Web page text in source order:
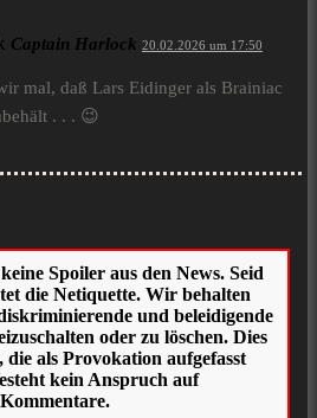
Captain Harlock 20.02.2026 um 17:50
mal, daß Lars Eidinger als Brainiac
. . . 😉